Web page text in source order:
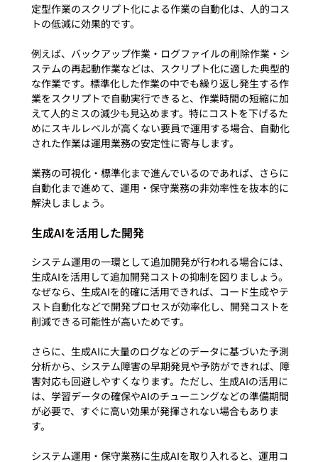
定型作業のスクリプト化による作業の自動化は、人的コス
トの低減に効果的です。
例えば、バックアップ作業・ログファイルの削除作業・シ
ステムの再起動作業などは、スクリプト化に適した典型的
な作業です。標準化した作業の中でも繰り返し発生する作
業をスクリプトで自動実行できると、作業時間の短縮に加
えて人的ミスの減少も見込めます。特にコストを下げるた
めにスキルレベルが高くない要員で運用する場合、自動化
された作業は運用業務の安定性に寄与します。
業務の可視化・標準化まで進んでいるのであれば、さらに
自動化まで進めて、運用・保守業務の非効率性を抜本的に
生成AIを活用した開発
システム運用の一環として追加開発が行われる場合には、
生成AIを活用して追加開発コストの抑制を図りましょう。
なぜなら、生成AIを的確に活用できれば、コード生成やテ
スト自動化などで開発プロセスが効率化し、開発コストを
削減できる可能性が高いためです。
さらに、生成AIに大量のログなどのデータに基づいた予測
分析から、システム障害の早期発見や予防ができれば、障
害対応も回避しやすくなります。ただし、生成AIの活用に
は、学習データの確保やAIのチューニングなどの準備期間
が必要で、すぐに高い効果が発揮されない場合もありま
す。
システム運用・保守業務に生成AIを取り入れると、運用コ